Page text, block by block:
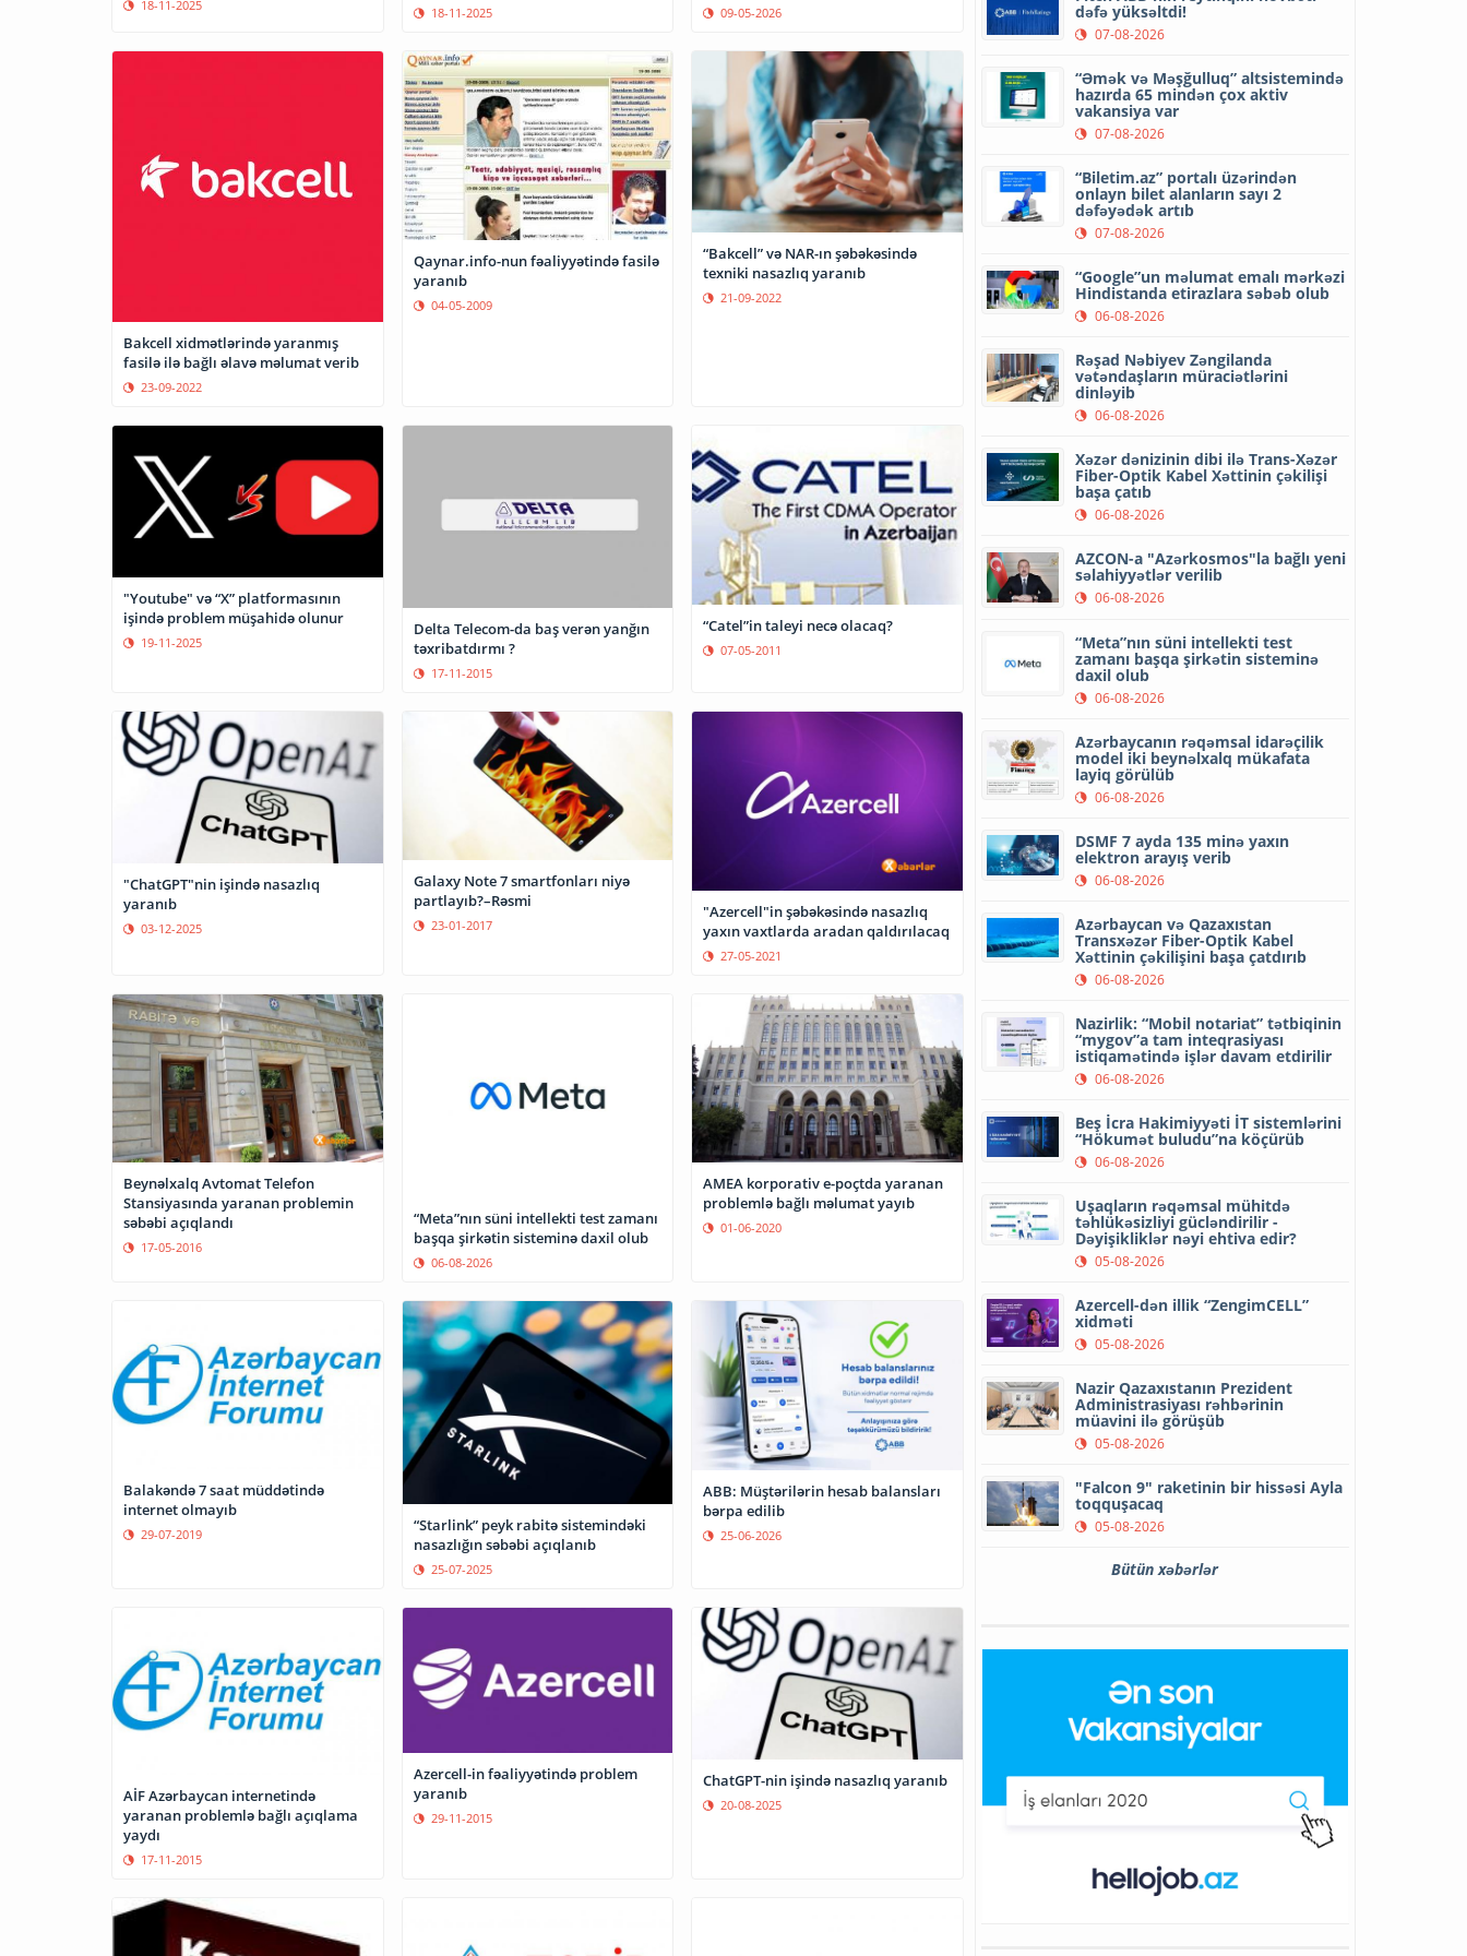
18-11-2025 18-11-2025 09-05-2026
Bakcell xidmətlərində yaranmış
fasilə ilə bağlı əlavə məlumat verib
23-09-2022
Qaynar.info-nun fəaliyyətində fasilə
yaranıb
04-05-2009
“Bakcell” və NAR-ın şəbəkəsində
texniki nasazlıq yaranıb
21-09-2022
"Youtube" və “X” platformasının
işində problem müşahidə olunur
19-11-2025
Delta Telecom-da baş verən yanğın
təxribatdırmı ?
17-11-2015
“Catel”in taleyi necə olacaq?
07-05-2011
"ChatGPT"nin işində nasazlıq
yaranıb
03-12-2025
Galaxy Note 7 smartfonları niyə
partlayıb?–Rəsmi
23-01-2017
"Azercell"in şəbəkəsində nasazlıq
yaxın vaxtlarda aradan qaldırılacaq
27-05-2021
Beynəlxalq Avtomat Telefon
Stansiyasında yaranan problemin
səbəbi açıqlandı
17-05-2016
“Meta”nın süni intellekti test zamanı
başqa şirkətin sisteminə daxil olub
06-08-2026
AMEA korporativ e-poçtda yaranan
problemlə bağlı məlumat yayıb
01-06-2020
Balakəndə 7 saat müddətində
internet olmayıb
29-07-2019
“Starlink” peyk rabitə sistemindəki
nasazlığın səbəbi açıqlanıb
25-07-2025
ABB: Müştərilərin hesab balansları
bərpa edilib
25-06-2026
AİF Azərbaycan internetində
yaranan problemlə bağlı açıqlama
yaydı
17-11-2015
Azercell-in fəaliyyətində problem
yaranıb
29-11-2015
ChatGPT-nin işində nasazlıq yaranıb
20-08-2025
dəfə yüksəltdi!
07-08-2026
“Əmək və Məşğulluq” altsistemində
hazırda 65 mindən çox aktiv
vakansiya var
07-08-2026
“Biletim.az” portalı üzərindən
onlayn bilet alanların sayı 2
dəfəyədək artıb
07-08-2026
“Google”un məlumat emalı mərkəzi
Hindistanda etirazlara səbəb olub
06-08-2026
Rəşad Nəbiyev Zəngilanda
vətəndaşların müraciətlərini
dinləyib
06-08-2026
Xəzər dənizinin dibi ilə Trans-Xəzər
Fiber-Optik Kabel Xəttinin çəkilişi
başa çatıb
06-08-2026
AZCON-a "Azərkosmos"la bağlı yeni
səlahiyyətlər verilib
06-08-2026
“Meta”nın süni intellekti test
zamanı başqa şirkətin sisteminə
daxil olub
06-08-2026
Azərbaycanın rəqəmsal idarəçilik
model iki beynəlxalq mükafata
layiq görülüb
06-08-2026
DSMF 7 ayda 135 minə yaxın
elektron arayış verib
06-08-2026
Azərbaycan və Qazaxıstan
Transxəzər Fiber-Optik Kabel
Xəttinin çəkilişini başa çatdırıb
06-08-2026
Nazirlik: “Mobil notariat” tətbiqinin
“mygov”a tam inteqrasiyası
istiqamətində işlər davam etdirilir
06-08-2026
Beş İcra Hakimiyyəti İT sistemlərini
“Hökumət buludu”na köçürüb
06-08-2026
Uşaqların rəqəmsal mühitdə
təhlükəsizliyi gücləndirilir -
Dəyişikliklər nəyi ehtiva edir?
05-08-2026
Azercell-dən illik “ZengimCELL”
xidməti
05-08-2026
Nazir Qazaxıstanın Prezident
Administrasiyası rəhbərinin
müavini ilə görüşüb
05-08-2026
"Falcon 9" raketinin bir hissəsi Ayla
toqquşacaq
05-08-2026
Bütün xəbərlər